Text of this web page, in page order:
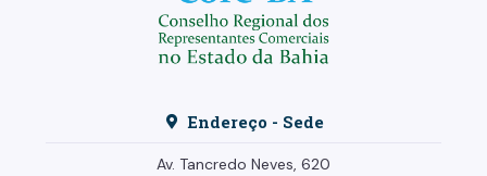
Endereço - Sede
Av. Tancredo Neves, 620